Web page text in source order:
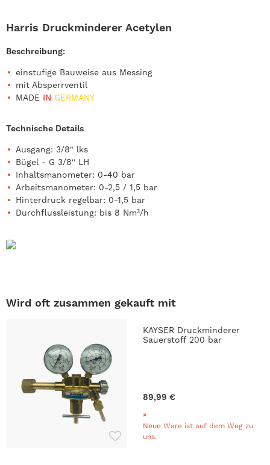
Harris Druckminderer Acetylen
Beschreibung:
einstufige Bauweise aus Messing
mit Absperrventil
MADE IN GERMANY
Technische Details
Ausgang: 3/8" lks
Bügel - G 3/8'' LH
Inhaltsmanometer: 0-40 bar
Arbeitsmanometer: 0-2,5 / 1,5 bar
Hinterdruck regelbar: 0-1,5 bar
Durchflussleistung: bis 8 Nm³/h
Wird oft zusammen gekauft mit
KAYSER Druckminderer
Sauerstoff 200 bar
89,99 €
Neue Ware ist auf dem Weg zu
uns.